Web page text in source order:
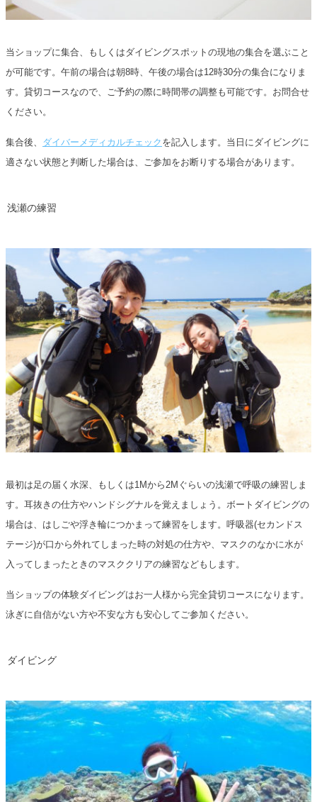
当ショップに集合、もしくはダイビングスポットの現地の集合を選ぶこと
が可能です。午前の場合は朝8時、午後の場合は12時30分の集合になりま
す。貸切コースなので、ご予約の際に時間帯の調整も可能です。お問合せ
ください。
集合後、 ダイバーメディカルチェック を記入します。当日にダイビングに
適さない状態と判断した場合は、ご参加をお断りする場合があります。
浅瀬の練習
最初は足の届く水深、もしくは1Mから2Mぐらいの浅瀬で呼吸の練習しま
す。耳抜きの仕方やハンドシグナルを覚えましょう。ボートダイビングの
場合は、はしごや浮き輪につかまって練習をします。呼吸器(セカンドス
テージ)が口から外れてしまった時の対処の仕方や、マスクのなかに水が
入ってしまったときのマスククリアの練習などもします。
当ショップの体験ダイビングはお一人様から完全貸切コースになります。
泳ぎに自信がない方や不安な方も安心してご参加ください。
ダイビング